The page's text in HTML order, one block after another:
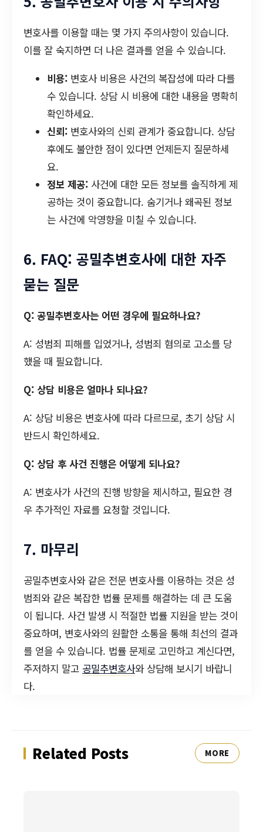
변호사를 이용할 때는 몇 가지 주의사항이 있습니다.
이를 잘 숙지하면 더 나은 결과를 얻을 수 있습니다.
비용: 변호사 비용은 사건의 복잡성에 따라 다를
수 있습니다. 상담 시 비용에 대한 내용을 명확히
확인하세요.
신뢰: 변호사와의 신뢰 관계가 중요합니다. 상담
후에도 불안한 점이 있다면 언제든지 질문하세
요.
정보 제공: 사건에 대한 모든 정보를 솔직하게 제
공하는 것이 중요합니다. 숨기거나 왜곡된 정보
는 사건에 악영향을 미칠 수 있습니다.
6. FAQ: 공밀추변호사에 대한 자주
묻는 질문
Q: 공밀추변호사는 어떤 경우에 필요하나요?
A: 성범죄 피해를 입었거나, 성범죄 혐의로 고소를 당
했을 때 필요합니다.
Q: 상담 비용은 얼마나 되나요?
A: 상담 비용은 변호사에 따라 다르므로, 초기 상담 시
반드시 확인하세요.
Q: 상담 후 사건 진행은 어떻게 되나요?
A: 변호사가 사건의 진행 방향을 제시하고, 필요한 경
우 추가적인 자료를 요청할 것입니다.
7. 마무리
공밀추변호사와 같은 전문 변호사를 이용하는 것은 성
범죄와 같은 복잡한 법률 문제를 해결하는 데 큰 도움
이 됩니다. 사건 발생 시 적절한 법률 지원을 받는 것이
중요하며, 변호사와의 원활한 소통을 통해 최선의 결과
를 얻을 수 있습니다. 법률 문제로 고민하고 계신다면,
주저하지 말고 공밀추변호사와 상담해 보시기 바랍니
다.
Related Posts MORE